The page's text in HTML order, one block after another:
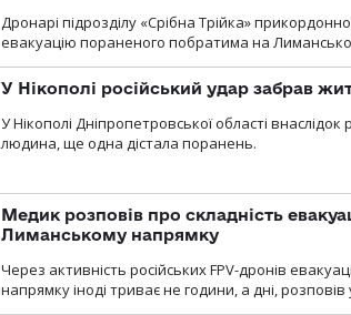
Дронарі підрозділу «Срібна Трійка»
евакуацію пораненого побратима на
У Нікополі російський удар забрав
У Нікополі Дніпропетровської області
людина, ще одна дістала поранень.
Медик розповів про складність
Лиманському напрямку
Через активність російських FPV-дронів
напрямку іноді триває не години, а дні,